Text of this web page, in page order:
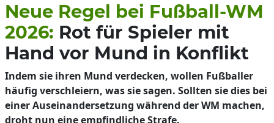
Neue Regel bei Fußball-WM
2026: Rot für Spieler mit
Hand vor Mund in Konflikt
Indem sie ihren Mund verdecken, wollen Fußballer
häufig verschleiern, was sie sagen. Sollten sie dies bei
einer Auseinandersetzung während der WM machen,
droht nun eine empfindliche Strafe.